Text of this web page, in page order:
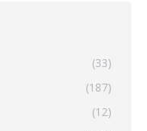
(33)
(187)
(12)